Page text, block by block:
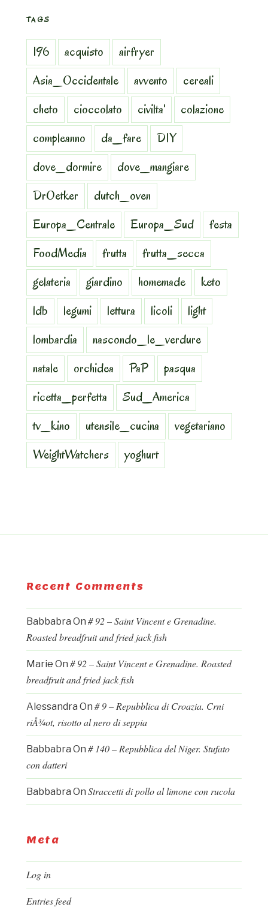
TAGS
196 acquisto
airfryer
Asia_Occidentale
avvento
cereali
cheto
cioccolato civilta'
colazione
compleanno
da_fare
DIY
dove_dormire
dove_mangiare
DrOetker
dutch_oven
Europa_Centrale
Europa_Sud
festa
FoodMedia
frutta
frutta_secca
gelateria
giardino homemade
keto
ldb
legumi lettura licoli
light
lombardia
nascondo_le_verdure
natale
orchidea PaP
pasqua
ricetta_perfetta
Sud_America
tv_kino
utensile_cucina
vegetariano
WeightWatchers
yoghurt
Recent Comments
Babbabra On # 92 – Saint Vincent e Grenadine.
Roasted breadfruit and fried jack fish
Marie On # 92 – Saint Vincent e Grenadine. Roasted
breadfruit and fried jack fish
Alessandra On # 9 – Repubblica di Croazia. Crni
riÅ¾ot, risotto al nero di seppia
Babbabra On # 140 – Repubblica del Niger. Stufato
con datteri
Babbabra On Straccetti di pollo al limone con rucola
Meta
Log in
Entries feed